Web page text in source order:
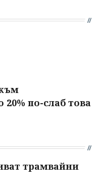
по-слаб това
трамвайни